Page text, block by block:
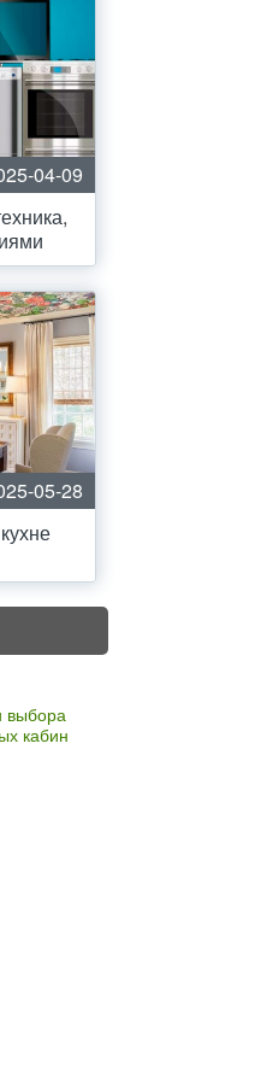
04-09
05-28
выбора
кабин